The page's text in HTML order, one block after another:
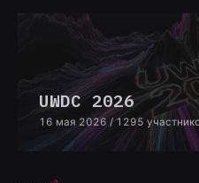
UWDC 2026
16 мая 2026 / 1295